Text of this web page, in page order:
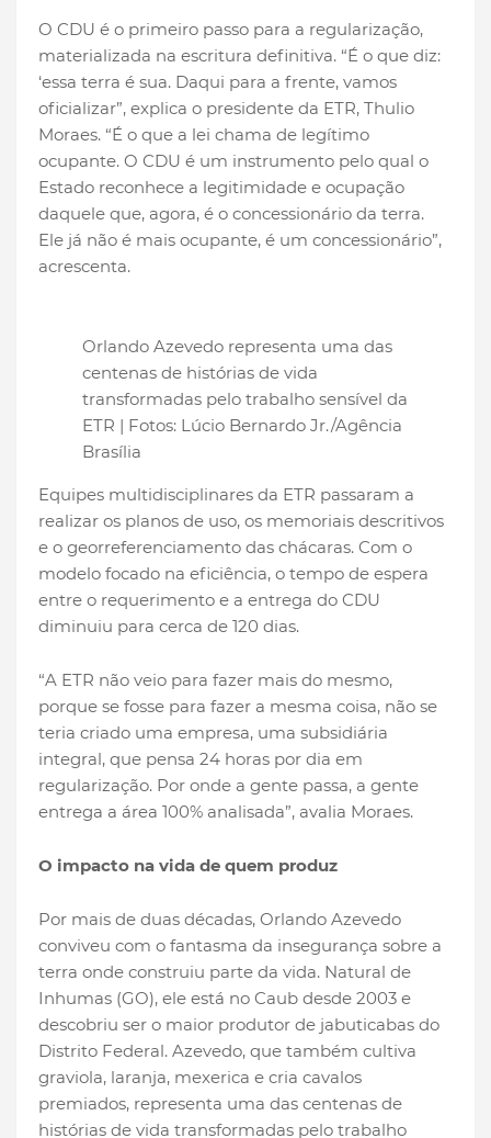
O CDU é o primeiro passo para a regularização,
materializada na escritura definitiva. “É o que diz:
‘essa terra é sua. Daqui para a frente, vamos
oficializar”, explica o presidente da ETR, Thulio
Moraes. “É o que a lei chama de legítimo
ocupante. O CDU é um instrumento pelo qual o
Estado reconhece a legitimidade e ocupação
daquele que, agora, é o concessionário da terra.
Ele já não é mais ocupante, é um concessionário”,
acrescenta.
Orlando Azevedo representa uma das
centenas de histórias de vida
transformadas pelo trabalho sensível da
ETR | Fotos: Lúcio Bernardo Jr./Agência
Brasília
Equipes multidisciplinares da ETR passaram a
realizar os planos de uso, os memoriais descritivos
e o georreferenciamento das chácaras. Com o
modelo focado na eficiência, o tempo de espera
entre o requerimento e a entrega do CDU
diminuiu para cerca de 120 dias.
“A ETR não veio para fazer mais do mesmo,
porque se fosse para fazer a mesma coisa, não se
teria criado uma empresa, uma subsidiária
integral, que pensa 24 horas por dia em
regularização. Por onde a gente passa, a gente
entrega a área 100% analisada”, avalia Moraes.
O impacto na vida de quem produz
Por mais de duas décadas, Orlando Azevedo
conviveu com o fantasma da insegurança sobre a
terra onde construiu parte da vida. Natural de
Inhumas (GO), ele está no Caub desde 2003 e
descobriu ser o maior produtor de jabuticabas do
Distrito Federal. Azevedo, que também cultiva
graviola, laranja, mexerica e cria cavalos
premiados, representa uma das centenas de
histórias de vida transformadas pelo trabalho